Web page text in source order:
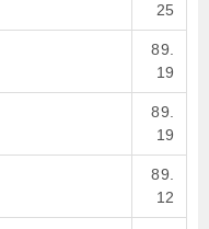
25
89.
19
89.
19
89.
12